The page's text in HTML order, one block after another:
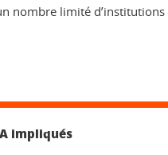
nombre limité
impliqués